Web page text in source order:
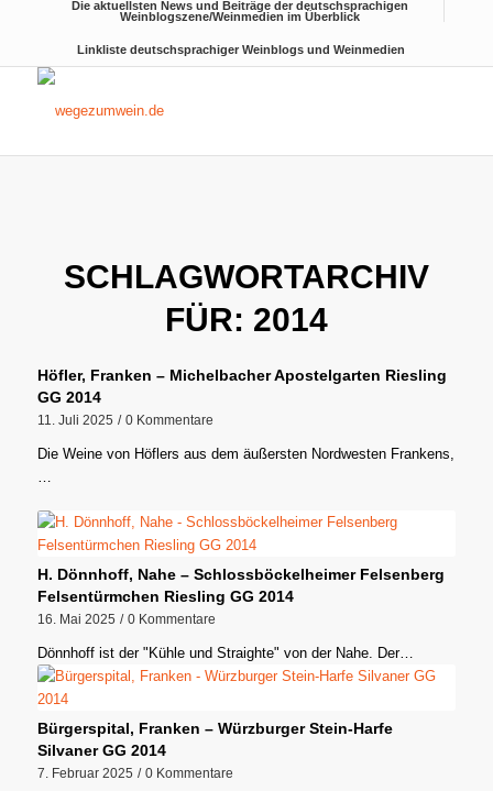
Die aktuellsten News und Beiträge der deutschsprachigen
Weinblogszene/Weinmedien im Überblick
Linkliste deutschsprachiger Weinblogs und Weinmedien
SCHLAGWORTARCHIV
FÜR: 2014
Höfler, Franken – Michelbacher Apostelgarten Riesling
GG 2014
11. Juli 2025 / 0 Kommentare
Die Weine von Höflers aus dem äußersten Nordwesten Frankens,
…
H. Dönnhoff, Nahe – Schlossböckelheimer Felsenberg
Felsentürmchen Riesling GG 2014
16. Mai 2025 / 0 Kommentare
Dönnhoff ist der "Kühle und Straighte" von der Nahe. Der…
Bürgerspital, Franken – Würzburger Stein-Harfe
Silvaner GG 2014
7. Februar 2025 / 0 Kommentare